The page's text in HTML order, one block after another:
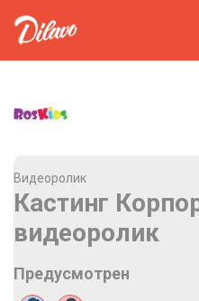
Видеоролик
Кастинг
видеоролик
Предусмотрен